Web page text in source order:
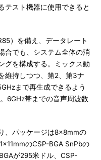
テスト機器に使用できると
）を備え、データレート
合でも、システム全体の消
グを構成する。ミックス動
維持しつつ、第2、第3ナ
まで再生成できるよう
6GHz帯までの音声周波数
、パッケージは8×8mmの
のCSP-BGA SnPbの
が295米ドル、CSP-